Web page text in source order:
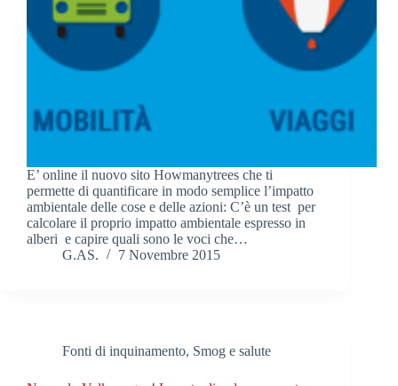
E’ online il nuovo sito Howmanytrees che ti
permette di quantificare in modo semplice l’impatto
ambientale delle cose e delle azioni: C’è un test per
calcolare il proprio impatto ambientale espresso in
alberi e capire quali sono le voci che…
G.AS.
7 Novembre 2015
Fonti di inquinamento, Smog e salute